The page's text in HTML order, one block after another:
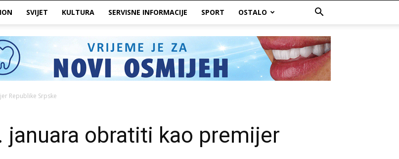
SVIJET KULTURA SERVISNE INFORMACIJE SPORT OSTALO
Republike Srpske
januara obratiti kao premijer